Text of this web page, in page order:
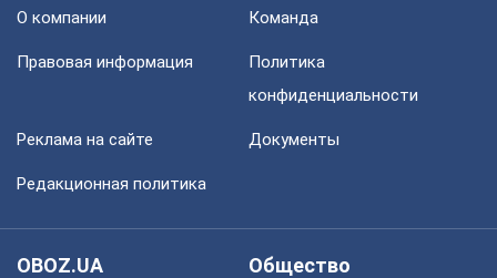
О компании Команда
Правовая информация
Политика
конфиденциальности
Реклама на сайте Документы
Редакционная политика
OBOZ.UA
Общество